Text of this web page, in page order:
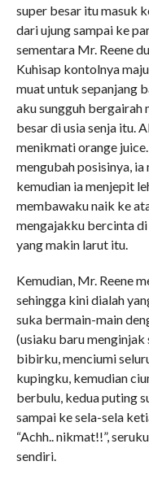
super besar itu masuk
dari ujung sampai ke
sementara Mr. Reene
Kuhisap kontolnya
muat untuk sepanjang
aku sungguh bergairah
besar di usia senja itu.
menikmati orange
mengubah posisinya,
kemudian ia menjepit
membawaku naik ke
mengajakku bercinta
yang makin larut itu.
Kemudian, Mr. Reene
sehingga kini dialah
suka bermain-main
(usiaku baru
bibirku, menciumi
kupingku, kemudian
berbulu, kedua puting
sampai ke sela-sela
“Achh.. nikmat!!”,
sendiri.